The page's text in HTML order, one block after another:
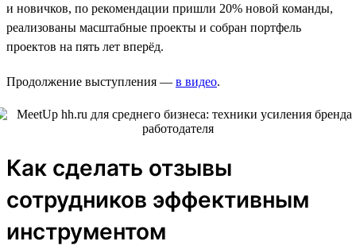
и новичков, по рекомендации пришли 20% новой команды,
реализованы масштабные проекты и собран портфель
проектов на пять лет вперёд.
Продолжение выступления — в видео.
Как сделать отзывы
сотрудников эффективным
инструментом